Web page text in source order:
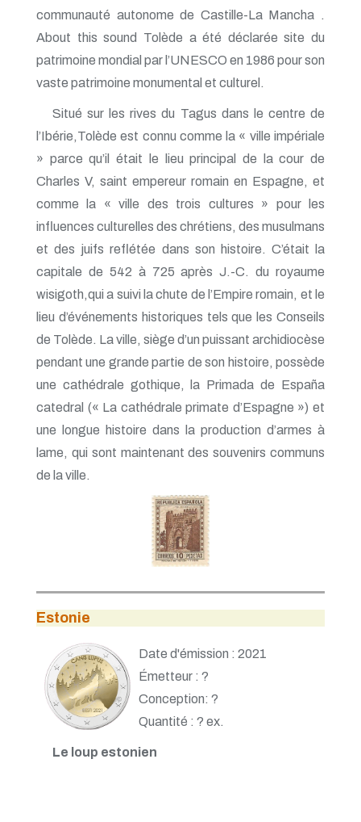
communauté autonome de Castille-La Mancha .
About this sound Tolède a été déclarée site du
patrimoine mondial par l’UNESCO en 1986 pour son
vaste patrimoine monumental et culturel.
Situé sur les rives du Tagus dans le centre de
l’Ibérie,Tolède est connu comme la « ville impériale
» parce qu’il était le lieu principal de la cour de
Charles V, saint empereur romain en Espagne, et
comme la « ville des trois cultures » pour les
influences culturelles des chrétiens, des musulmans
et des juifs reflétée dans son histoire. C’était la
capitale de 542 à 725 après J.-C. du royaume
wisigoth,qui a suivi la chute de l’Empire romain, et le
lieu d’événements historiques tels que les Conseils
de Tolède. La ville, siège d’un puissant archidiocèse
pendant une grande partie de son histoire, possède
une cathédrale gothique, la Primada de España
catedral (« La cathédrale primate d’Espagne ») et
une longue histoire dans la production d’armes à
lame, qui sont maintenant des souvenirs communs
de la ville.
Estonie
Date d'émission : 2021
Émetteur : ?
Conception: ?
Quantité : ? ex.
Le loup estonien